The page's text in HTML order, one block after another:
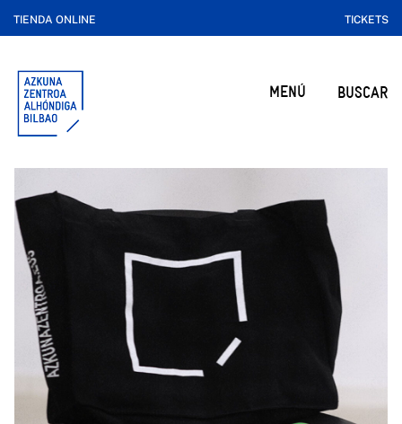
TIENDA ONLINE TICKETS
MENÚ BUSCAR